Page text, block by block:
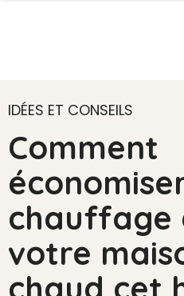
IDÉES ET CONSEILS
Comment
chauffage
votre
chaud cet